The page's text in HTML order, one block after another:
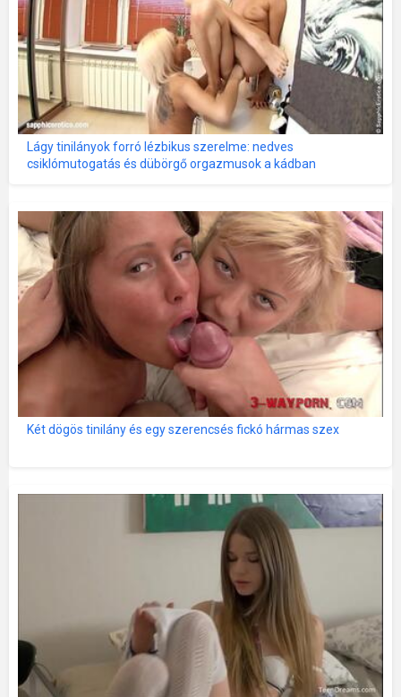
Lágy tinilányok forró lézbikus szerelme: nedves
csiklómutogatás és dübörgő orgazmusok a kádban
Két dögös tinilány és egy szerencsés fickó hármas szex